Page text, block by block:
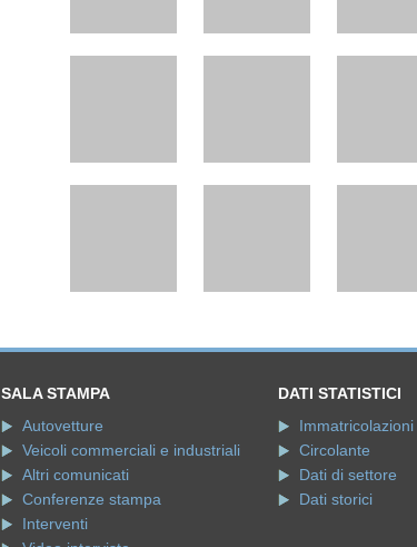
SALA STAMPA
Autovetture
Veicoli commerciali e industriali
Altri comunicati
Conferenze stampa
Interventi
DATI STATISTICI
Immatricolazioni
Circolante
Dati di settore
Dati storici